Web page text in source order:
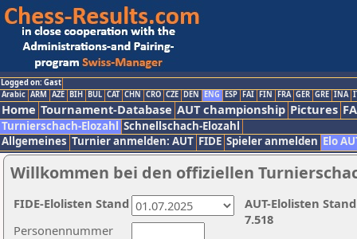
Logged on: Gast
Arabic ARM AZE BIH BUL CAT CHN CRO CZE DEN ENG ESP FAI FIN FRA GER GRE INA
Home Tournament-Database AUT championship Pictures
Turnierschach-Elozahl Schnellschach-Elozahl
Allgemeines Turnier anmelden: AUT FIDE Spieler anmelden Elo
Willkommen bei den offiziellen
Personennummer
AUT-Elolisten
7.518
FIDE-Elolisten Stand